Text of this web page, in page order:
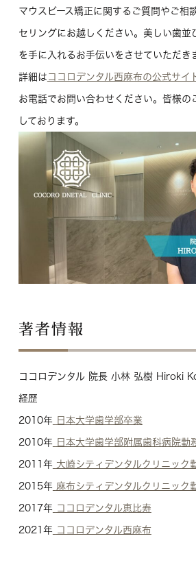
マウスピース矯正に関するご質問やご相
セリングにお越しください。美しい歯並
を手に入れるお手伝いをさせていただき
詳細は ココロデンタル西麻布の公式サイ
お電話でお問い合わせください。皆様の
しております。
著者情報
ココロデンタル 院長 小林 弘樹 Hiroki
経歴
2010年 日本大学歯学部卒業
2010年 日本大学歯学部附属歯科病院勤
2011年 大崎シティデンタルクリニック
2015年 麻布シティデンタルクリニック
2017年 ココロデンタル恵比寿
2021年 ココロデンタル西麻布